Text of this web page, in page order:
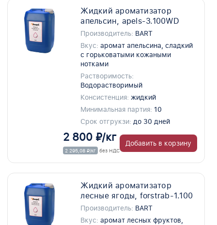
Жидкий ароматизатор
апельсин, apels-3.100WD
Производитель: BART
Вкус: аромат апельсина, сладкий
с горьковатыми кожаными
нотками
Растворимость:
Водорастворимый
Консистенция: жидкий
Минимальная партия: 10
Срок отгрукзи: до 30 дней
2 800 ₽/кг
2 295,08 ₽/кг без НДС
Добавить в корзину
Жидкий ароматизатор
лесные ягоды, forstrab-1.100
Производитель: BART
Вкус: аромат лесных фруктов,